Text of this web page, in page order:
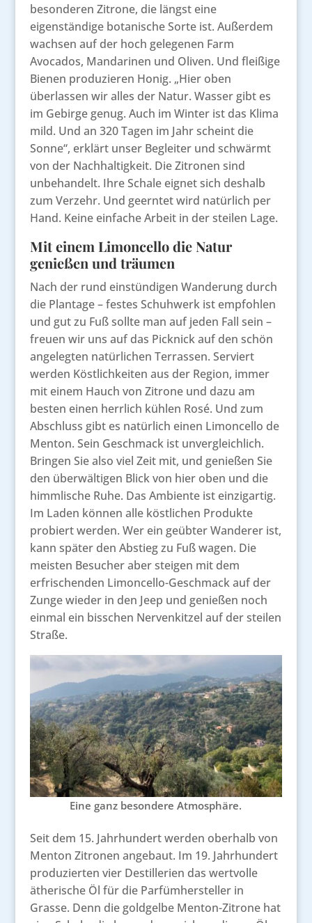
besonderen Zitrone, die längst eine
eigenständige botanische Sorte ist. Außerdem
wachsen auf der hoch gelegenen Farm
Avocados, Mandarinen und Oliven. Und fleißige
Bienen produzieren Honig. „Hier oben
überlassen wir alles der Natur. Wasser gibt es
im Gebirge genug. Auch im Winter ist das Klima
mild. Und an 320 Tagen im Jahr scheint die
Sonne“, erklärt unser Begleiter und schwärmt
von der Nachhaltigkeit. Die Zitronen sind
unbehandelt. Ihre Schale eignet sich deshalb
zum Verzehr. Und geerntet wird natürlich per
Hand. Keine einfache Arbeit in der steilen Lage.
Mit einem Limoncello die Natur
genießen und träumen
Nach der rund einstündigen Wanderung durch
die Plantage – festes Schuhwerk ist empfohlen
und gut zu Fuß sollte man auf jeden Fall sein –
freuen wir uns auf das Picknick auf den schön
angelegten natürlichen Terrassen. Serviert
werden Köstlichkeiten aus der Region, immer
mit einem Hauch von Zitrone und dazu am
besten einen herrlich kühlen Rosé. Und zum
Abschluss gibt es natürlich einen Limoncello de
Menton. Sein Geschmack ist unvergleichlich.
Bringen Sie also viel Zeit mit, und genießen Sie
den überwältigen Blick von hier oben und die
himmlische Ruhe. Das Ambiente ist einzigartig.
Im Laden können alle köstlichen Produkte
probiert werden. Wer ein geübter Wanderer ist,
kann später den Abstieg zu Fuß wagen. Die
meisten Besucher aber steigen mit dem
erfrischenden Limoncello-Geschmack auf der
Zunge wieder in den Jeep und genießen noch
einmal ein bisschen Nervenkitzel auf der steilen
Straße.
Eine ganz besondere Atmosphäre.
Seit dem 15. Jahrhundert werden oberhalb von
Menton Zitronen angebaut. Im 19. Jahrhundert
produzierten vier Destillerien das wertvolle
ätherische Öl für die Parfümhersteller in
Grasse. Denn die goldgelbe Menton-Zitrone hat